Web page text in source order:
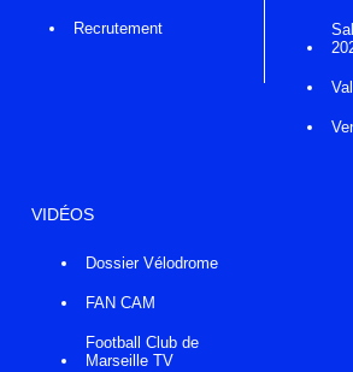
Recrutement
VIDÉOS
Dossier Vélodrome
FAN CAM
Football Club de
Marseille TV